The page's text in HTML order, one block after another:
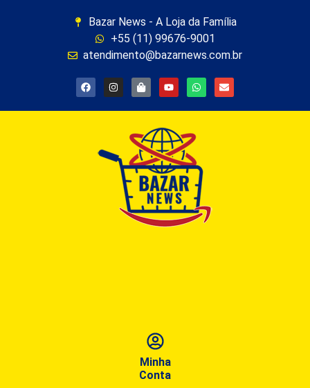
Bazar News - A Loja da Família
+55 (11) 99676-9001
atendimento@bazarnews.com.br
Minha
Conta